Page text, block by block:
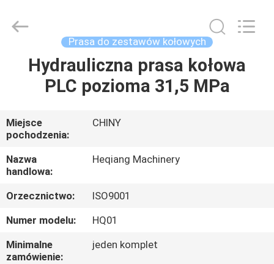
DOM
O
NAS
WYCIECZKA
PO
FABRYCE
Limited
Prasa do zestawów kołowych
Hydrauliczna prasa kołowa
PLC pozioma 31,5 MPa
Miejsce
pochodzenia:
CHINY
Nazwa
handlowa:
Heqiang Machinery
Orzecznictwo:
ISO9001
Numer modelu:
HQ01
Minimalne
zamówienie:
jeden komplet